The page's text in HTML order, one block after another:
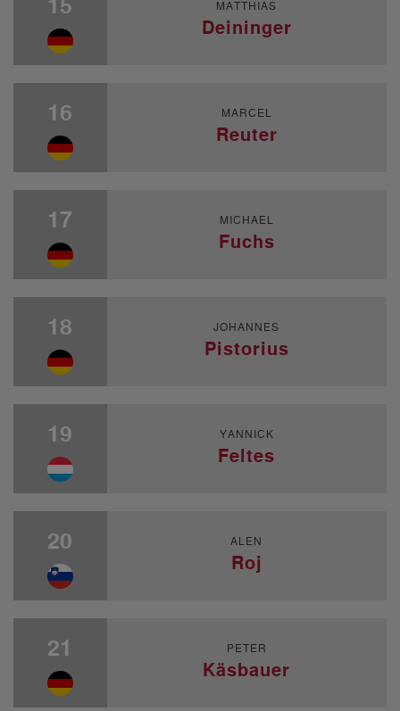
15 MATTHIAS
Deininger
16 MARCEL
Reuter
17 MICHAEL
Fuchs
18 JOHANNES
Pistorius
19 YANNICK
Feltes
20 ALEN
Roj
21 PETER
Käsbauer